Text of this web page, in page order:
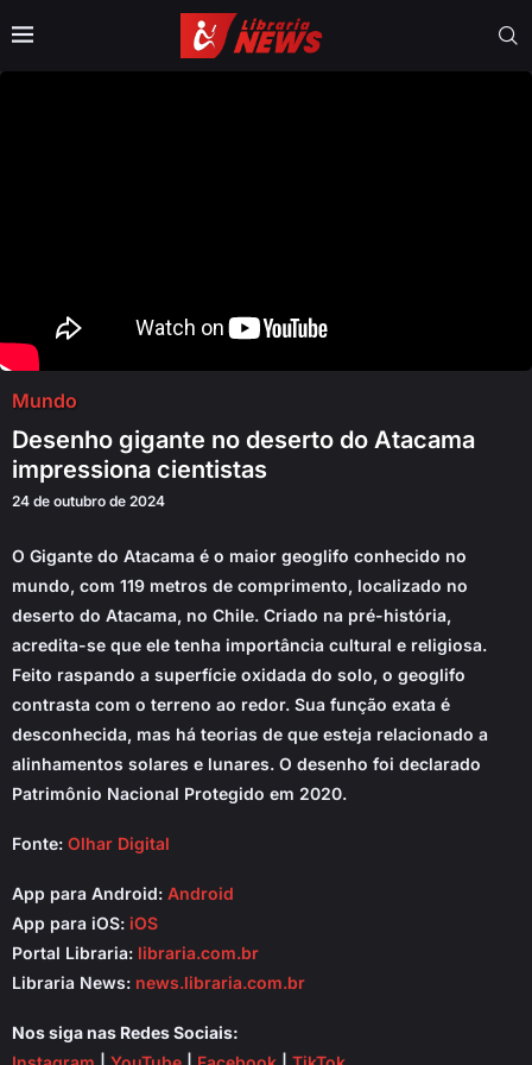
Mundo
Desenho gigante no deserto do Atacama
impressiona cientistas
24 de outubro de 2024
O Gigante do Atacama é o maior geoglifo conhecido no
mundo, com 119 metros de comprimento, localizado no
deserto do Atacama, no Chile. Criado na pré-história,
acredita-se que ele tenha importância cultural e religiosa.
Feito raspando a superfície oxidada do solo, o geoglifo
contrasta com o terreno ao redor. Sua função exata é
desconhecida, mas há teorias de que esteja relacionado a
alinhamentos solares e lunares. O desenho foi declarado
Patrimônio Nacional Protegido em 2020.
Fonte: Olhar Digital
App para Android: Android
App para iOS: iOS
Portal Libraria: libraria.com.br
Libraria News: news.libraria.com.br
Nos siga nas Redes Sociais: